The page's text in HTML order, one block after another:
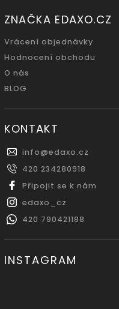
ZNAČKA EDAXO.CZ
Vrácení objednávky
Hodnocení obchodu
O nás
BLOG
KONTAKT
info@edaxo.cz
420 234280918
Připojit se k nám
edaxo_cz
420 790421188
INSTAGRAM